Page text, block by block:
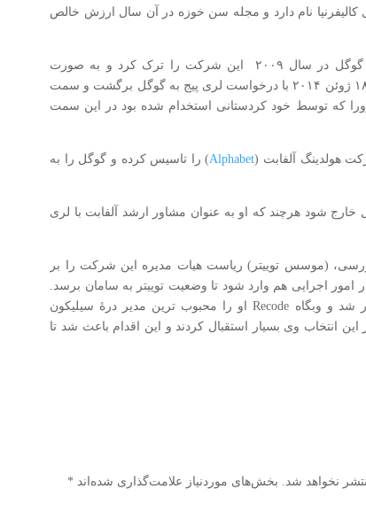
نام دارد و مجله سن‌ خوزه در آن سال ارزش خالص
امید کردستانی بعد از ۱۰ سال فعالیت در کمپانی گوگل در سال ۲۰۰۹ این شرکت را ترک کرد و به‌ صورت
شخصی به مشاوره‌ ی تجاری پرداخت. اما مجدد در ۱۸ ژوئن ۲۰۱۴ با درخواست لری پیج به گوگل برگشت و سمت
که توسط خود کردستانی استخدام شده بود در این سمت
هولدینگ آلفابت (Alphabet) را تاسیس کرده و گوگل را به
شود هرچند که او به عنوان مشاور ارشد آلفابت با لری
۲۰۱۵ به دعوت جک دورسی، (موسس توییتر) ریاست هیات مدیره این شرکت را بر
اجرایی هم وارد شود تا وضعیت توییتر به سامان برسد.
موفقیت های این مرد حرفه ای در توئیتر نیز تکرار شد و وبگاه Recode او را محبوب ترین مدیر درهٔ سیلیکون
انتخاب وی بسیار استقبال کردند و این اقدام باعث شد تا
نخواهد شد. بخش‌های موردنیاز علامت‌گذاری شده‌اند *